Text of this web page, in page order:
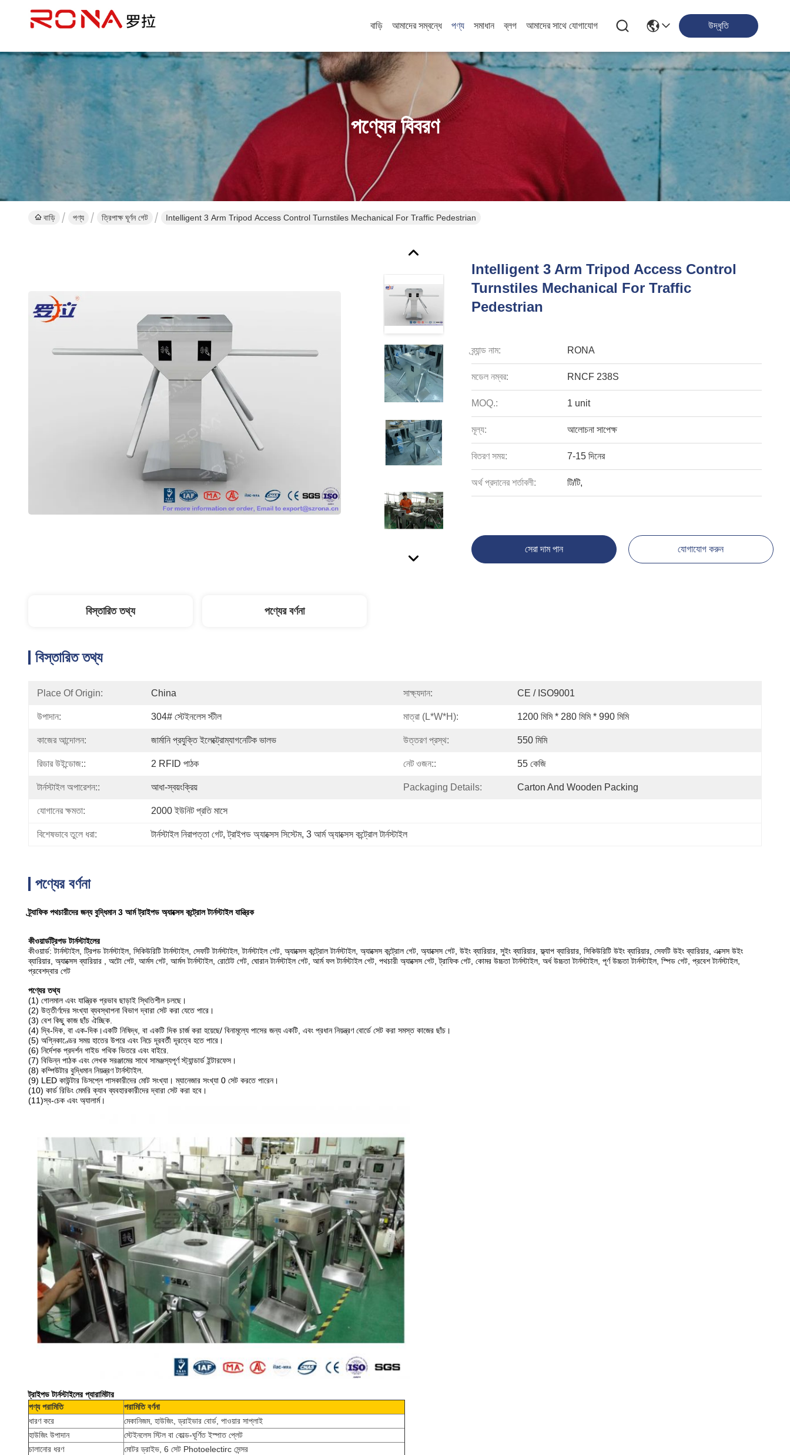
বাড়ি আমাদের সম্বন্ধে পণ্য সমাধান ব্লগ আমাদের সাথে যোগাযোগ উদ্ধৃতি
পণ্যের বিবরণ
বাড়ি পণ্য ত্রিপাক্ষ ঘূর্ণন গেট Intelligent 3 Arm Tripod Access Control Turnstiles Mechanical For Traffic Pedestrian
Intelligent 3 Arm Tripod Access Control
Turnstiles Mechanical For Traffic
Pedestrian
ব্র্যান্ড নাম: RONA
মডেল নম্বর: RNCF 238S
MOQ.: 1 unit
মূল্য: আলোচনা সাপেক্ষ
বিতরণ সময়: 7-15 দিনের
অর্থ প্রদানের শর্তাবলী: টি/টি,
সেরা দাম পান যোগাযোগ করুন
বিস্তারিত তথ্য পণ্যের বর্ণনা
বিস্তারিত তথ্য
Place Of Origin: China সাক্ষ্যদান: CE / ISO9001
উপাদান: 304# স্টেইনলেস স্টীল মাত্রা (L*W*H): 1200 মিমি * 280 মিমি * 990 মিমি
কাজের আন্দোলন: জার্মানি প্রযুক্তি ইলেক্ট্রোম্যাগনেটিক ভালভ উত্তরণ প্রস্থ: 550 মিমি
রিডার উইন্ডোজ:: 2 RFID পাঠক নেট ওজন:: 55 কেজি
টার্নস্টাইল অপারেশন:: আধা-স্বয়ংক্রিয় Packaging Details: Carton And Wooden Packing
যোগানের ক্ষমতা: 2000 ইউনিট প্রতি মাসে
বিশেষভাবে তুলে ধরা: টার্নস্টাইল নিরাপত্তা গেট, ট্রাইপড অ্যাক্সেস সিস্টেম, 3 আর্ম অ্যাক্সেস কন্ট্রোল টার্নস্টাইল
পণ্যের বর্ণনা
ট্র্যাফিক পথচারীদের জন্য বুদ্ধিমান 3 আর্ম ট্রাইপড অ্যাক্সেস কন্ট্রোল টার্নস্টাইল যান্ত্রিক
কীওয়ার্ডট্রিপড টার্নস্টাইলের
কীওয়ার্ড: টার্নস্টাইল, ট্রিপড টার্নস্টাইল, সিকিউরিটি টার্নস্টাইল, সেফটি টার্নস্টাইল, টার্নস্টাইল গেট, অ্যাক্সেস কন্ট্রোল টার্নস্টাইল, অ্যাক্সেস কন্ট্রোল গেট, অ্যাক্সেস গেট, উইং ব্যারিয়ার, সুইং ব্যারিয়ার, ফ্ল্যাপ ব্যারিয়ার, সিকিউরিটি উইং ব্যারিয়ার, সেফটি উইং ব্যারিয়ার, এক্সেস উইং
ব্যারিয়ার, অ্যাক্সেস ব্যারিয়ার , অটো গেট, আর্মস গেট, আর্মস টার্নস্টাইল, রোটেট গেট, ঘোরান টার্নস্টাইল গেট, আর্ম ফল টার্নস্টাইল গেট, পথচারী অ্যাক্সেস গেট, ট্রাফিক গেট, কোমর উচ্চতা টার্নস্টাইল, অর্ধ উচ্চতা টার্নস্টাইল, পূর্ণ উচ্চতা টার্নস্টাইল, স্পিড গেট, প্রবেশ টার্নস্টাইল,
প্রবেশদ্বার গেট
পণ্যের তথ্য
(1) গোলমাল এবং যান্ত্রিক প্রভাব ছাড়াই স্থিতিশীল চলছে।
(2) উত্তীর্ণদের সংখ্যা ব্যবস্থাপনা বিভাগ দ্বারা সেট করা যেতে পারে।
(3) বেশ কিছু কাজ ছাঁচ ঐচ্ছিক.
(4) দ্বি-দিক, বা এক-দিক।একটি নিষিদ্ধ, বা একটি দিক চার্জ করা হয়েছে/ বিনামূল্যে পাসের জন্য একটি, এবং প্রধান নিয়ন্ত্রণ বোর্ডে সেট করা সমস্ত কাজের ছাঁচ।
(5) অগ্নিকাণ্ডের সময় হাতের উপরে এবং নিচে দূরবর্তী দূরত্বে হতে পারে।
(6) নির্দেশক প্রদর্শন গাইড পথিক ভিতরে এবং বাইরে.
(7) বিভিন্ন পাঠক এবং লেখক সরঞ্জামের সাথে সামঞ্জস্যপূর্ণ স্ট্যান্ডার্ড ইন্টারফেস।
(8) কম্পিউটার বুদ্ধিমান নিয়ন্ত্রণ টার্নস্টাইল.
(9) LED কাউন্টার ডিসপ্লে পাসকারীদের মোট সংখ্যা। ম্যানেজার সংখ্যা 0 সেট করতে পারেন।
(10) কার্ড রিডিং মেমরি ক্যাব ব্যবহারকারীদের দ্বারা সেট করা হবে।
(11)স্ব-চেক এবং অ্যালার্ম।
ট্রাইপড টার্নস্টাইলের প্যারামিটার
পণ্য পরামিতি
পরামিতি বর্ণনা
ধারণ করে
মেকানিজম, হাউজিং, ড্রাইভার বোর্ড, পাওয়ার সাপ্লাই
হাউজিং উপাদান
স্টেইনলেস স্টিল বা কোল্ড-ঘূর্ণিত ইস্পাত প্লেট
চালানোর ধরণ
মোটর ড্রাইভ, 6 সেট Photoelectirc সেন্সর